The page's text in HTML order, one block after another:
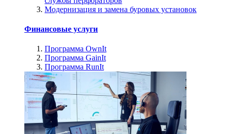
Модернизация и замена буровых установок
Финансовые услуги
Программа OwnIt
Программа GainIt
Программа RunIt